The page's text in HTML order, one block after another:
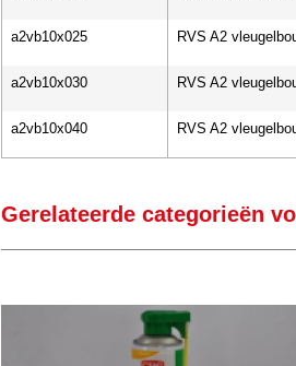
a2vb10x025 RVS A2
a2vb10x030 RVS A2
a2vb10x040 RVS A2
Gerelateerde categorieën